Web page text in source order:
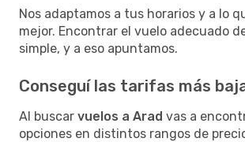
Nos adaptamos a tus horarios y a lo
mejor. Encontrar el vuelo adecuado
simple, y a eso apuntamos.
Conseguí las tarifas más
Al buscar vuelos a Arad vas a
opciones en distintos rangos de